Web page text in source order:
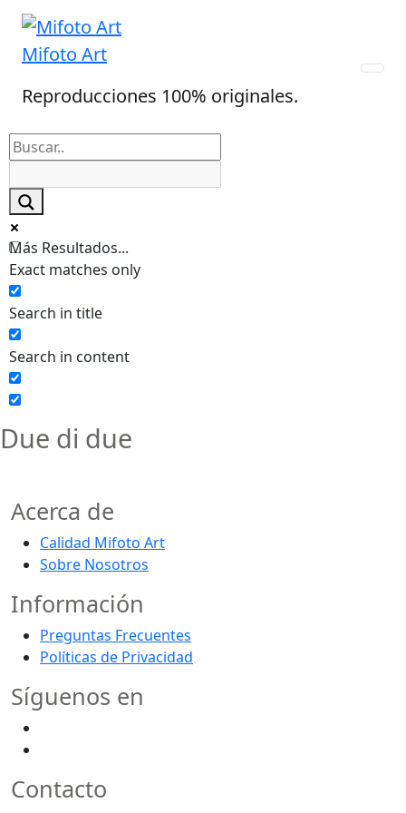
Skip
content
Mifoto Art
Reproducciones 100% originales.
Más Resultados...
Exact matches only
Search in title
Search in content
Due di due
Acerca de
Calidad Mifoto Art
Sobre Nosotros
Información
Preguntas Frecuentes
Políticas de Privacidad
Síguenos en
Contacto